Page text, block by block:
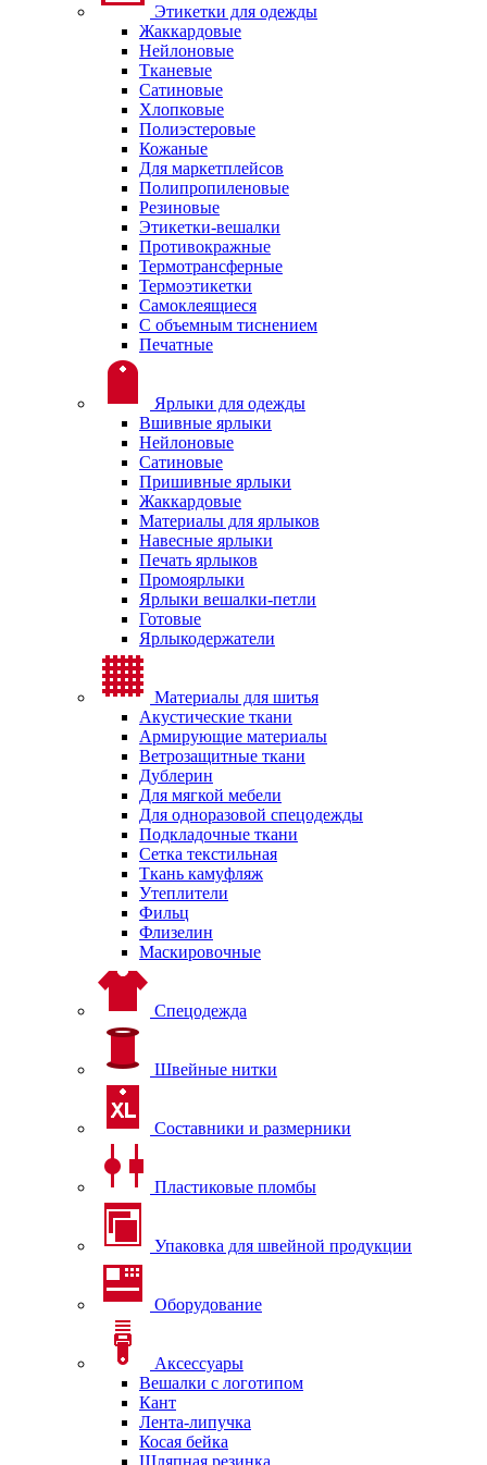
Этикетки для одежды
Жаккардовые
Нейлоновые
Тканевые
Сатиновые
Хлопковые
Полиэстеровые
Кожаные
Для маркетплейсов
Полипропиленовые
Резиновые
Этикетки-вешалки
Противокражные
Термотрансферные
Термоэтикетки
Самоклеящиеся
С объемным тиснением
Печатные
Ярлыки для одежды
Вшивные ярлыки
Нейлоновые
Сатиновые
Пришивные ярлыки
Жаккардовые
Материалы для ярлыков
Навесные ярлыки
Печать ярлыков
Промоярлыки
Ярлыки вешалки-петли
Готовые
Ярлыкодержатели
Материалы для шитья
Акустические ткани
Армирующие материалы
Ветрозащитные ткани
Дублерин
Для мягкой мебели
Для одноразовой спецодежды
Подкладочные ткани
Сетка текстильная
Ткань камуфляж
Утеплители
Фильц
Флизелин
Маскировочные
Спецодежда
Швейные нитки
Составники и размерники
Пластиковые пломбы
Упаковка для швейной продукции
Оборудование
Аксессуары
Вешалки с логотипом
Кант
Лента-липучка
Косая бейка
Шляпная резинка